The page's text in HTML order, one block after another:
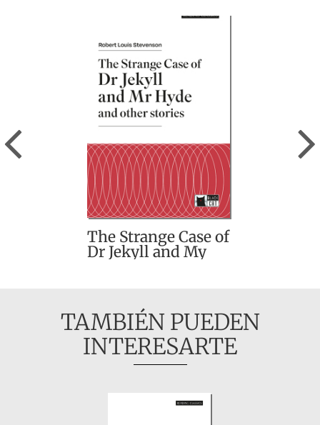
The Strange Case of
Dr Jekyll and My
Previous
TAMBIÉN PUEDEN
INTERESARTE